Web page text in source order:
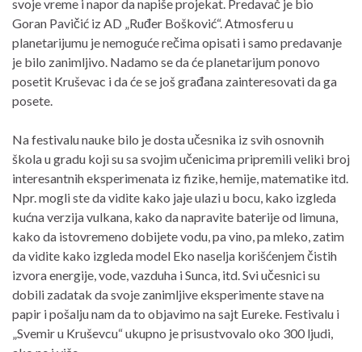
svoje vreme i napor da napiše projekat. Predavač je bio
Goran Pavičić iz AD „Ruđer Bošković“. Atmosferu u
planetarijumu je nemoguće rečima opisati i samo predavanje
je bilo zanimljivo. Nadamo se da će planetarijum ponovo
posetit Kruševac i da će se još građana zainteresovati da ga
posete.
Na festivalu nauke bilo je dosta učesnika iz svih osnovnih
škola u gradu koji su sa svojim učenicima pripremili veliki broj
interesantnih eksperimenata iz fizike, hemije, matematike itd.
Npr. mogli ste da vidite kako jaje ulazi u bocu, kako izgleda
kućna verzija vulkana, kako da napravite baterije od limuna,
kako da istovremeno dobijete vodu, pa vino, pa mleko, zatim
da vidite kako izgleda model Eko naselja korišćenjem čistih
izvora energije, vode, vazduha i Sunca, itd. Svi učesnici su
dobili zadatak da svoje zanimljive eksperimente stave na
papir i pošalju nam da to objavimo na sajt Eureke. Festivalu i
„Svemir u Kruševcu“ ukupno je prisustvovalo oko 300 ljudi,